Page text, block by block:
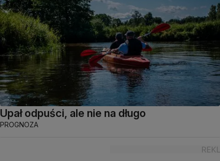
Upał odpuści, ale nie na długo
PROGNOZA